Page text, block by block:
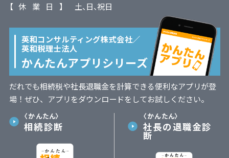
【 休 業 日 】
土、日、祝日
英和コンサルティング株式会社／
英和税理士法人
かんたんアプリシリーズ
だれでも相続税や社長退職金を計算できる便利なアプリが登
場！ぜひ、アプリをダウンロードをしてお試しください。
〈かんたん〉
相続診断
〈かんたん〉
社長の退職金診
断